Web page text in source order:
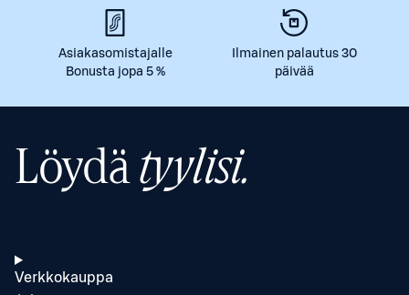
Asiakasomistajalle
Bonusta jopa 5 %
Ilmainen palautus 30
päivää
Löydätyylisi.
Verkkokauppa